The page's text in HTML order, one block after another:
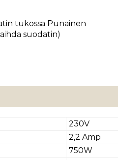
tukossa Punainen
suodatin)
230V
2,2 Amp
750W